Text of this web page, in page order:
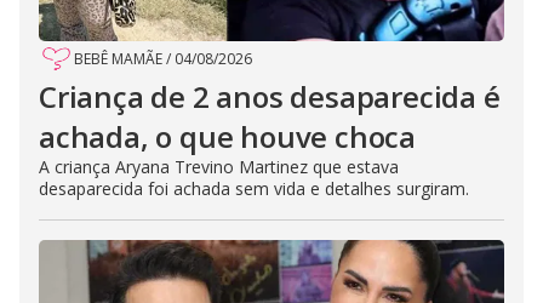
BEBÊ MAMÃE/ 04/08/2026
Criança de 2 anos desaparecida é
achada, o que houve choca
A criança Aryana Trevino Martinez que estava
desaparecida foi achada sem vida e detalhes surgiram.